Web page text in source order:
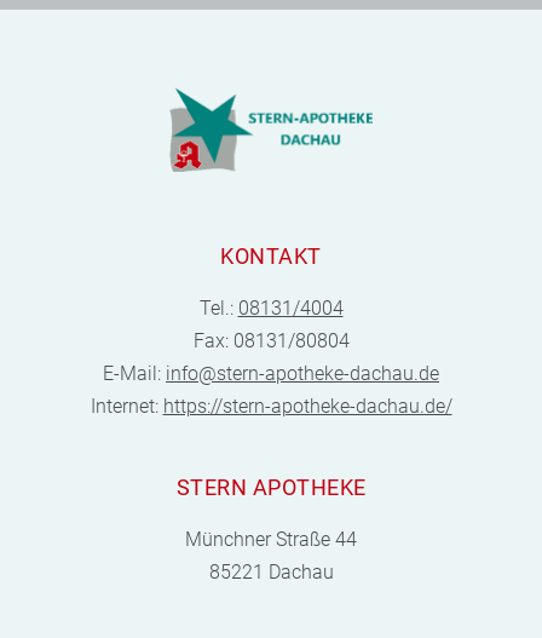
KONTAKT
Tel.: 08131/4004
Fax: 08131/80804
E-Mail: info@stern-apotheke-dachau.de
Internet: https://stern-apotheke-dachau.de/
STERN APOTHEKE
Münchner Straße 44
85221 Dachau